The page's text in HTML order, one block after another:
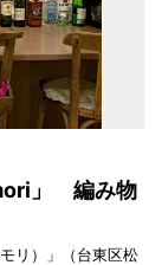
」 編み物
リ）」（台東区松